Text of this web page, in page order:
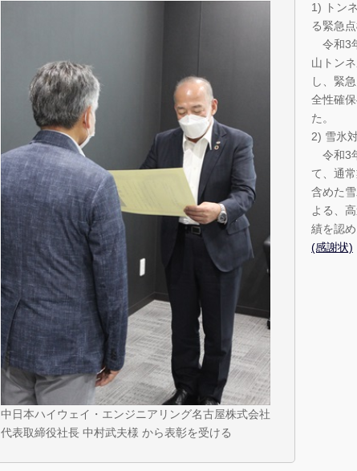
中日本ハイウェイ・エンジニアリング名古屋株式会社
代表取締役社長 中村武夫様 から表彰を受ける
1) トン
る緊急
令和3
山トン
し、緊
全性確
た。
2) 雪氷
令和3
て、通
含めた
よる、
績を認め
(感謝状)